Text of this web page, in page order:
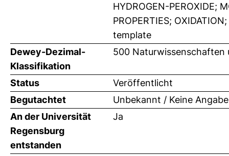
HYDROGEN-PEROXIDE;
PROPERTIES;
template
Dewey-Dezimal-
Klassifikation
500 Naturwissenschaften
Status
Veröffentlicht
Begutachtet
Unbekannt / Keine Angabe
An der Universität
Regensburg
entstanden
Ja